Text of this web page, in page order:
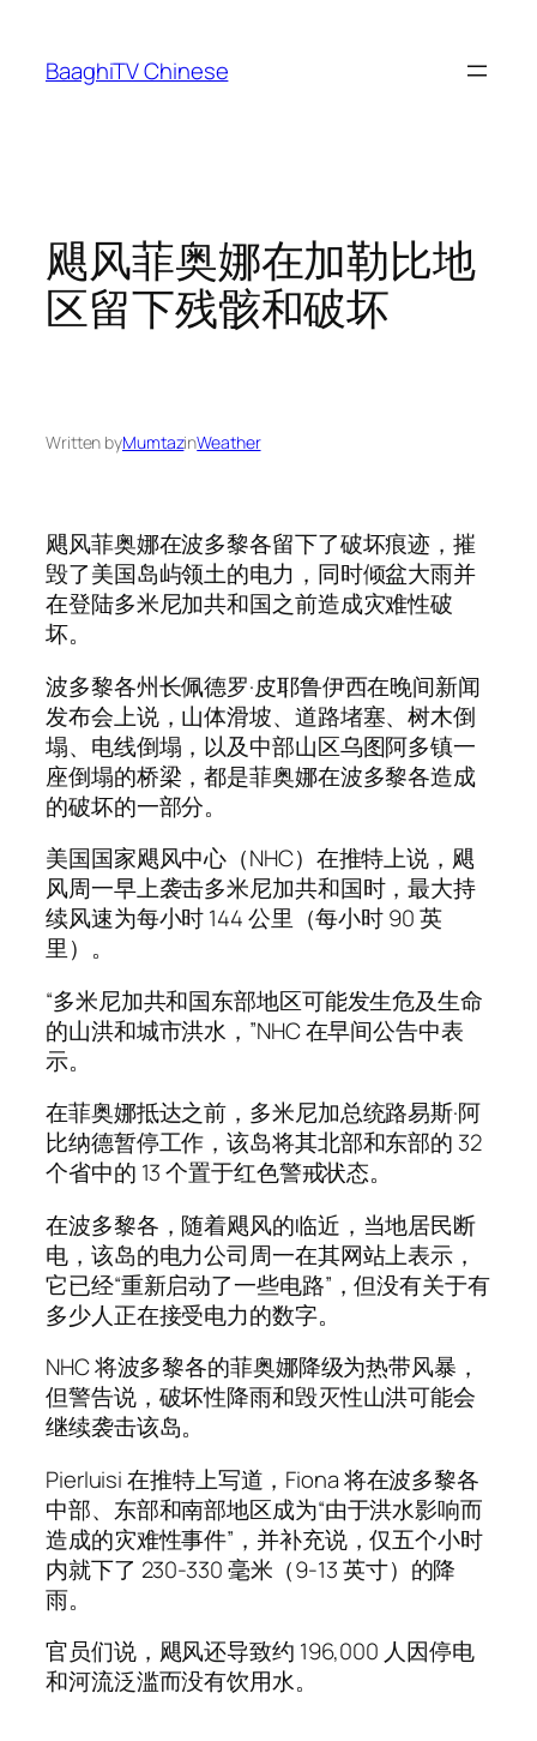
content
BaaghiTV Chinese
飓风菲奥娜在加勒比地
区留下残骸和破坏
Written byMumtazinWeather
飓风菲奥娜在波多黎各留下了破坏痕迹，摧
毁了美国岛屿领土的电力，同时倾盆大雨并
在登陆多米尼加共和国之前造成灾难性破
坏。
波多黎各州长佩德罗·皮耶鲁伊西在晚间新闻
发布会上说，山体滑坡、道路堵塞、树木倒
塌、电线倒塌，以及中部山区乌图阿多镇一
座倒塌的桥梁，都是菲奥娜在波多黎各造成
的破坏的一部分。
美国国家飓风中心（NHC）在推特上说，飓
风周一早上袭击多米尼加共和国时，最大持
续风速为每小时 144 公里（每小时 90 英
里）。
“多米尼加共和国东部地区可能发生危及生命
的山洪和城市洪水，”NHC 在早间公告中表
示。
在菲奥娜抵达之前，多米尼加总统路易斯·阿
比纳德暂停工作，该岛将其北部和东部的 32
个省中的 13 个置于红色警戒状态。
在波多黎各，随着飓风的临近，当地居民断
电，该岛的电力公司周一在其网站上表示，
它已经“重新启动了一些电路”，但没有关于有
多少人正在接受电力的数字。
NHC 将波多黎各的菲奥娜降级为热带风暴，
但警告说，破坏性降雨和毁灭性山洪可能会
继续袭击该岛。
Pierluisi 在推特上写道，Fiona 将在波多黎各
中部、东部和南部地区成为“由于洪水影响而
造成的灾难性事件”，并补充说，仅五个小时
内就下了 230-330 毫米（9-13 英寸）的降
雨。
官员们说，飓风还导致约 196,000 人因停电
和河流泛滥而没有饮用水。